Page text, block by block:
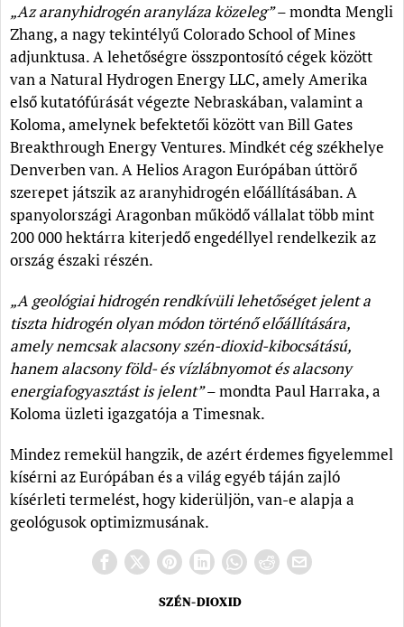
„Az aranyhidrogén aranyláza közeleg”– mondta Mengli
Zhang, a nagy tekintélyű Colorado School of Mines
adjunktusa. A lehetőségre összpontosító cégek között
van a Natural Hydrogen Energy LLC, amely Amerika
első kutatófúrását végezte Nebraskában, valamint a
Koloma, amelynek befektetői között van Bill Gates
Breakthrough Energy Ventures. Mindkét cég székhelye
Denverben van. A Helios Aragon Európában úttörő
szerepet játszik az aranyhidrogén előállításában. A
spanyolországi Aragonban működő vállalat több mint
200 000 hektárra kiterjedő engedéllyel rendelkezik az
ország északi részén.
„A geológiai hidrogén rendkívüli lehetőséget jelent a
tiszta hidrogén olyan módon történő előállítására,
amely nemcsak alacsony szén-dioxid-kibocsátású,
hanem alacsony föld- és vízlábnyomot és alacsony
energiafogyasztást is jelent”– mondta Paul Harraka, a
Koloma üzleti igazgatója a Timesnak.
Mindez remekül hangzik, de azért érdemes figyelemmel
kísérni az Európában és a világ egyéb táján zajló
kísérleti termelést, hogy kiderüljön, van-e alapja a
geológusok optimizmusának.
SZÉN-DIOXID